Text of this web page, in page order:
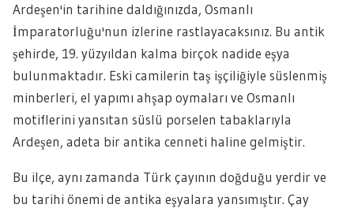
Ardeşen'in tarihine daldığınızda, Osmanlı
İmparatorluğu'nun izlerine rastlayacaksınız. Bu antik
şehirde, 19. yüzyıldan kalma birçok nadide eşya
bulunmaktadır. Eski camilerin taş işçiliğiyle süslenmiş
minberleri, el yapımı ahşap oymaları ve Osmanlı
motiflerini yansıtan süslü porselen tabaklarıyla
Ardeşen, adeta bir antika cenneti haline gelmiştir.
Bu ilçe, aynı zamanda Türk çayının doğduğu yerdir ve
bu tarihi önemi de antika eşyalara yansımıştır. Çay